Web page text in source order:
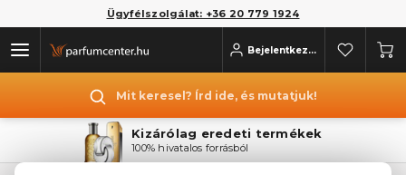
Ügyfélszolgálat: +36 20 779 1924
Bejelentkezés
Mit keresel? Írd ide, és mutatjuk!
Kizárólag eredeti termékek
100% hivatalos forrásból